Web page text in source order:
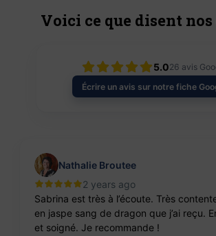
Voici ce que disent
5.026 avis
Écrire un avis sur notre fiche
Nathalie Broutee
2 years ago
Sabrina est très à l’écoute. Très
en jaspe sang de dragon que j’ai reçu.
et soigné. Je recommande !